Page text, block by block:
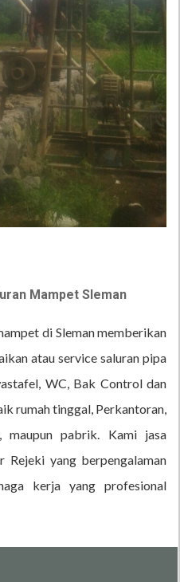
Mampet Sleman
di Sleman memberikan
atau service saluran pipa
WC, Bak Control dan
rumah tinggal, Perkantoran,
maupun pabrik. Kami jasa
Rejeki yang berpengalaman
kerja yang profesional